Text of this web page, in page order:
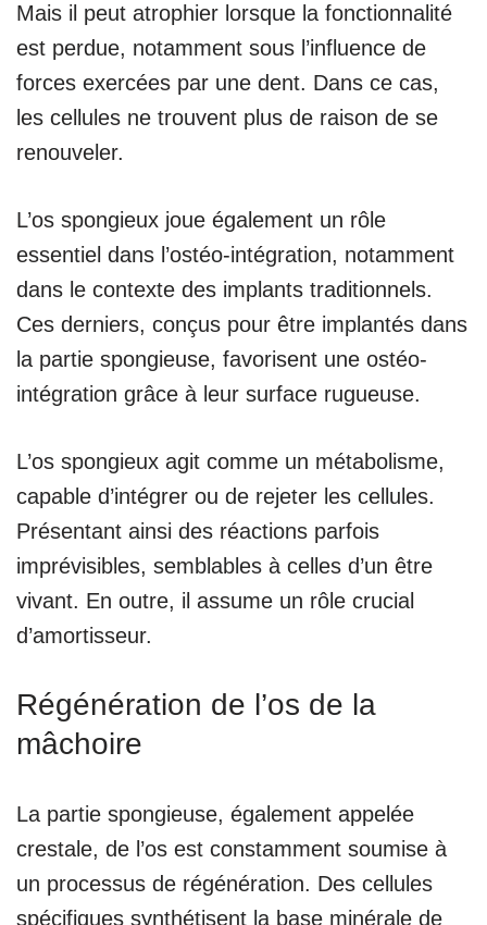
Mais il peut atrophier lorsque la fonctionnalité
est perdue, notamment sous l’influence de
forces exercées par une dent. Dans ce cas,
les cellules ne trouvent plus de raison de se
renouveler.
L’os spongieux joue également un rôle
essentiel dans l’ostéo-intégration, notamment
dans le contexte des implants traditionnels.
Ces derniers, conçus pour être implantés dans
la partie spongieuse, favorisent une ostéo-
intégration grâce à leur surface rugueuse.
L’os spongieux agit comme un métabolisme,
capable d’intégrer ou de rejeter les cellules.
Présentant ainsi des réactions parfois
imprévisibles, semblables à celles d’un être
vivant. En outre, il assume un rôle crucial
d’amortisseur.
Régénération de l’os de la
mâchoire
La partie spongieuse, également appelée
crestale, de l’os est constamment soumise à
un processus de régénération. Des cellules
spécifiques synthétisent la base minérale de